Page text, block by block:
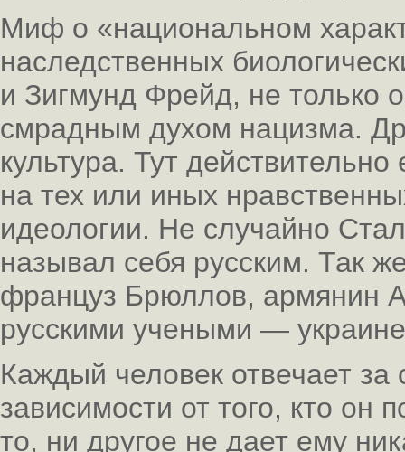
Миф о «национальном
наследственных
и Зигмунд Фрейд, не только
смрадным духом нацизма.
культура. Тут
на тех или иных
идеологии. Не случайно
называл себя русским. Так
француз Брюллов, армянин
русскими учеными —
Каждый человек отвечает за
зависимости от того, кто он
то, ни другое не дает ему